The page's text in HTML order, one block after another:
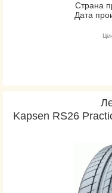
Страна
Дата
Kapsen RS26